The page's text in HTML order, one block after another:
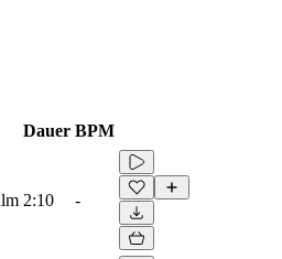
Dauer BPM
2:10 -